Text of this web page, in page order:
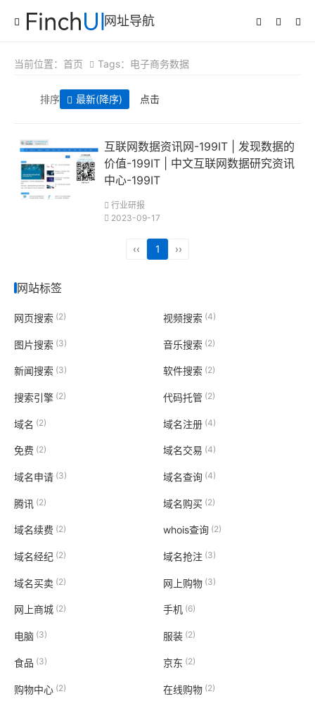
网址导航
当前位置： 首页 Tags：电子商务数据
排序 最新(降序) 点击
互联网数据资讯网-199IT | 发现数据的
价值-199IT | 中文互联网数据研究资讯
中心-199IT
行业研报
2023-09-17
‹‹ 1 ››
网站标签
网页搜索 (2) 视频搜索 (4)
图片搜索 (3) 音乐搜索 (2)
新闻搜索 (3) 软件搜索 (2)
搜索引擎 (2) 代码托管(2)
域名 (2) 域名注册(4)
免费 (2) 域名交易 (4)
域名申请 (3) 域名查询(4)
腾讯 (2) 域名购买(2)
域名续费 (2) whois查询(2)
域名经纪 (2) 域名抢注(3)
域名买卖 (2) 网上购物(3)
网上商城 (2) 手机 (6)
电脑 (3) 服装(2)
食品 (3) 京东 (2)
购物中心 (2) 在线购物(2)